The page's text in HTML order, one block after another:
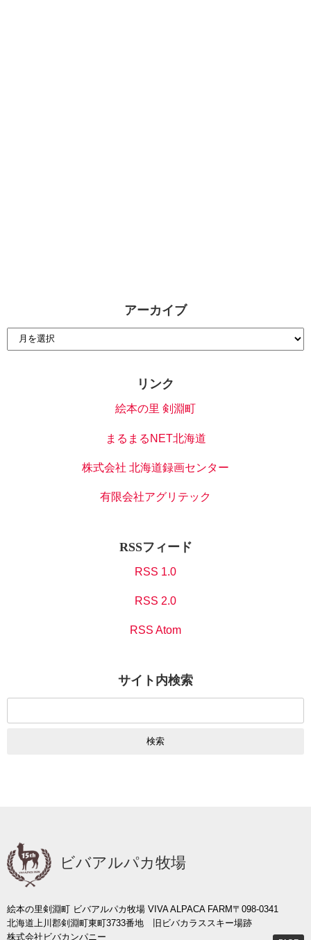
アーカイブ
リンク
絵本の里 剣淵町
まるまるNET北海道
株式会社 北海道録画センター
有限会社アグリテック
RSSフィード
RSS 1.0
RSS 2.0
RSS Atom
サイト内検索
ビバアルパカ牧場
絵本の里剣淵町 ビバアルパカ牧場 VIVA ALPACA FARM〒098-0341
北海道上川郡剣淵町東町3733番地 旧ビバカラススキー場跡
株式会社ビバカンパニー